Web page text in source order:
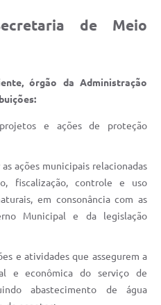
de Meio
órgão da Administração
e ações de proteção
ações municipais relacionadas
fiscalização, controle e uso
em consonância com as
Municipal e da legislação
e atividades que assegurem a
e econômica do serviço de
abastecimento de água